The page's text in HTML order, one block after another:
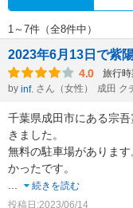
1～7件（全8件中）
2023年6月13日で紫
4.0 旅行時
by inf. さん（女性） 成田 ク
千葉県成田市にある宗
きました。
無料の駐車場がありま
かったです。
続きを読む
投稿日:2023/06/14